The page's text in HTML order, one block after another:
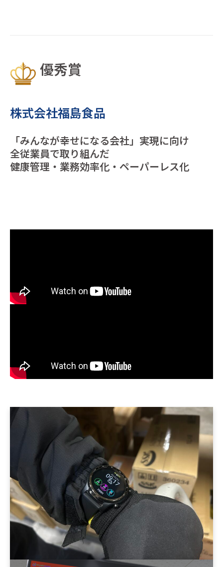
優秀賞
株式会社福島食品
「みんなが幸せになる会社」実現に向け
全従業員で取り組んだ
健康管理・業務効率化・ペーパーレス化